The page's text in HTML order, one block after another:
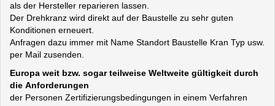
als der Hersteller reparieren lassen.
Der Drehkranz wird direkt auf der Baustelle zu sehr guten
Konditionen erneuert.
Anfragen dazu immer mit Name Standort Baustelle Kran Typ usw.
per Mail zusenden.
Europa weit bzw. sogar teilweise Weltweite gültigkeit durch
die Anforderungen
der Personen Zertifizierungsbedingungen in einem Verfahren